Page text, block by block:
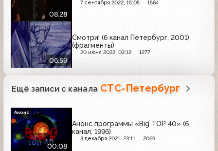
08:28
7 сентября 2022, 15:05 1564
06:59
Смотри! (6 канал Петербург, 2001)
(фрагменты)
20 июня 2022, 03:12 1277
Ещё записи с канала СТС-Петербург
00:08
Анонс программы «Big TOP 40» (6
канал, 1996)
3 декабря 2021, 23:11 2069
Анонс